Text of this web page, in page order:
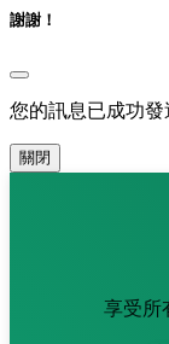
謝謝！
您的訊息已成功發
關閉
享受所